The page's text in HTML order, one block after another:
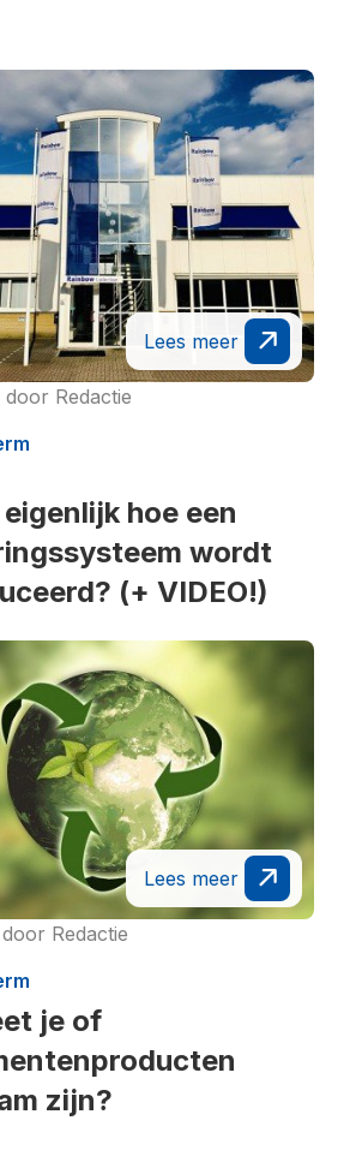
Lees meer
door Redactie
hoe een
wordt
(+ VIDEO!)
Lees meer
door Redactie
je of
zijn?